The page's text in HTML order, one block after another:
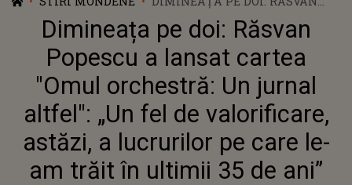
POPESCU A LANSAT CARTEA
"OMUL ORCHESTRĂ: UN
JURNAL ALTFEL": „UN FEL DE
VALORIFICARE, ASTĂZI, A
LUCRURILOR PE CARE LE-AM
TRĂIT ÎN ULTIMII 35 DE ANI”
Dimineața pe doi: Răsvan
Popescu a lansat cartea
"Omul orchestră: Un jurnal
altfel": „Un fel de valorificare,
astăzi, a lucrurilor pe care le-
am trăit în ultimii 35 de ani”